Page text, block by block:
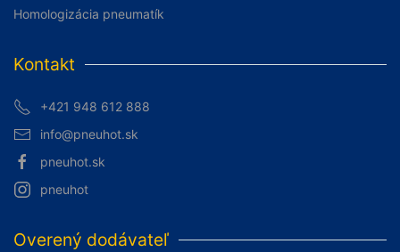
Homologizácia pneumatík
Kontakt
+421 948 612 888
info@pneuhot.sk
pneuhot.sk
pneuhot
Overený dodávateľ